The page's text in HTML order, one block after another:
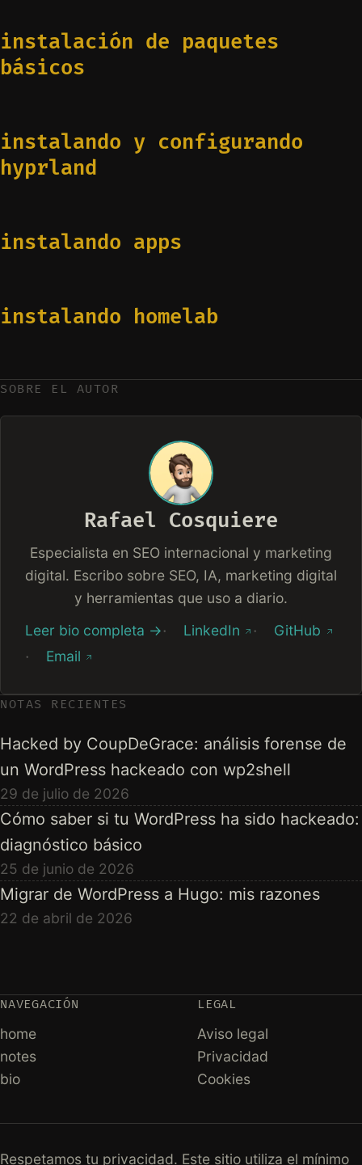
instalación de paquetes
básicos
instalando y configurando
hyprland
instalando apps
instalando homelab
SOBRE EL AUTOR
Rafael Cosquiere
Especialista en SEO internacional y marketing
digital. Escribo sobre SEO, IA, marketing digital
y herramientas que uso a diario.
Leer bio completa →
LinkedIn
GitHub
Email
NOTAS RECIENTES
Hacked by CoupDeGrace: análisis forense de
un WordPress hackeado con wp2shell
29 de julio de 2026
Cómo saber si tu WordPress ha sido hackeado:
diagnóstico básico
25 de junio de 2026
Migrar de WordPress a Hugo: mis razones
22 de abril de 2026
NAVEGACIÓN
home
notes
bio
LEGAL
Aviso legal
Privacidad
Cookies
Respetamos tu privacidad. Este sitio utiliza el mínimo